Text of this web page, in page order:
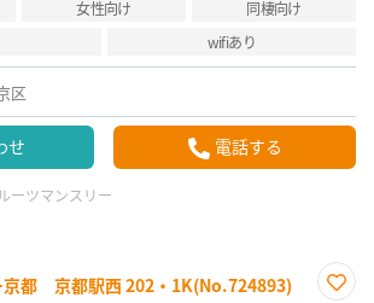
女性向け
同棲向け
wifiあり
区
せ 電話する
ーツマンスリー
京都 京都駅西 202・1K(No.724893)